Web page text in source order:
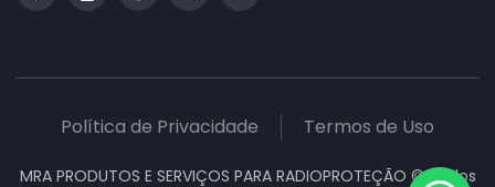
Política de Privacidade Termos de Uso
MRA PRODUTOS E SERVIÇOS PARA RADIOPROTEÇÃO ©Todos